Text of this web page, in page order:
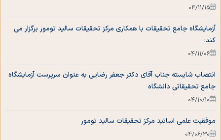
هیات موسس
اعضا هیات علمی پژوهشی
اعضا هیات علمی آموزشی
04/11/15
آزمایشگاه جامع تحقیقات با همکاری مرکز تحقیقات سالید تومور برگزار می
کند:
04/11/06
انتصاب شایسته جناب آقای دکتر جعفر رضایی به عنوان سرپرست آزمایشگاه
جامع تحقیقاتی دانشگاه
04/10/10
موفقیت علمی اساتید مرکز تحقیقات سالید تومور
04/06/30